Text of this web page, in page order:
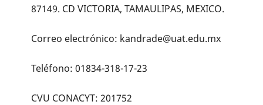
87149. CD VICTORIA, TAMAULIPAS, MEXICO.
Correo electrónico: kandrade@uat.edu.mx
Teléfono: 01834-318-17-23
CVU CONACYT: 201752